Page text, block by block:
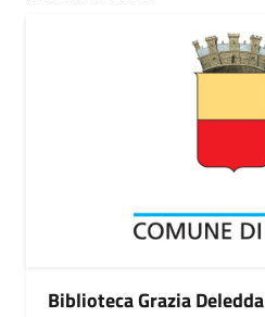
Biblioteca Grazia Deledda